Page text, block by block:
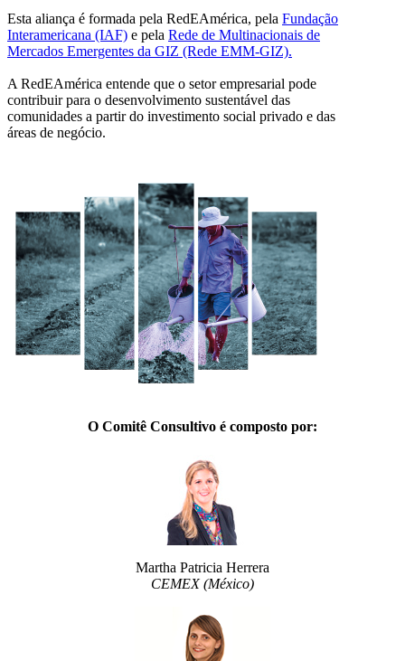
Esta aliança é formada pela RedEAmérica, pela Fundação
Interamericana (IAF) e pela Rede de Multinacionais de
Mercados Emergentes da GIZ (Rede EMM-GIZ).
A RedEAmérica entende que o setor empresarial pode
contribuir para o desenvolvimento sustentável das
comunidades a partir do investimento social privado e das
áreas de negócio.
O Comitê Consultivo é composto por:
Martha Patricia Herrera
CEMEX (México)